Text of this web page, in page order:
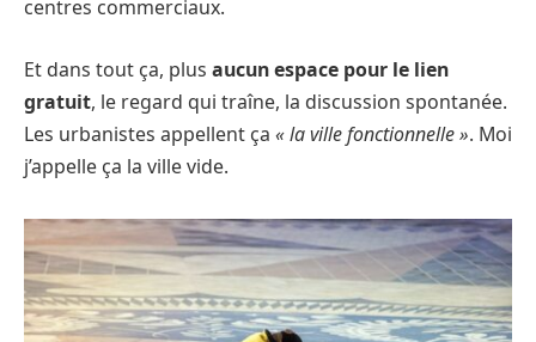
centres commerciaux.
Et dans tout ça, plus aucun espace pour le lien
gratuit, le regard qui traîne, la discussion spontanée.
Les urbanistes appellent ça « la ville fonctionnelle ». Moi
j’appelle ça la ville vide.